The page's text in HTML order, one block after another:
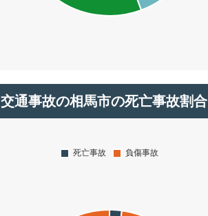
交通事故の相馬市の死亡事故割合